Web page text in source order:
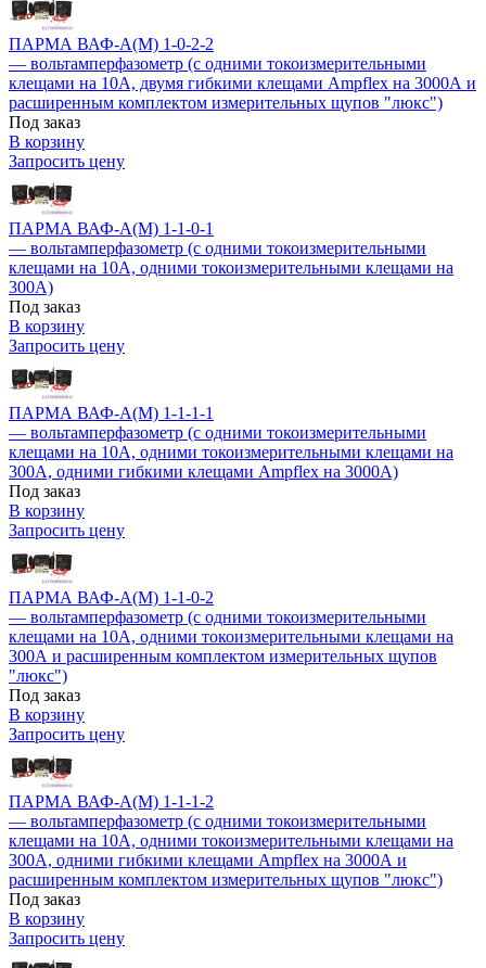
ПАРМА ВАФ-А(М) 1-0-2-2
— вольтамперфазометр (с одними токоизмерительными
клещами на 10А, двумя гибкими клещами Ampflex на 3000А и
расширенным комплектом измерительных щупов "люкс")
Под заказ
В корзину
Запросить цену
ПАРМА ВАФ-А(М) 1-1-0-1
— вольтамперфазометр (с одними токоизмерительными
клещами на 10А, одними токоизмерительными клещами на
300А)
Под заказ
В корзину
Запросить цену
ПАРМА ВАФ-А(М) 1-1-1-1
— вольтамперфазометр (с одними токоизмерительными
клещами на 10А, одними токоизмерительными клещами на
300А, одними гибкими клещами Ampflex на 3000А)
Под заказ
В корзину
Запросить цену
ПАРМА ВАФ-А(М) 1-1-0-2
— вольтамперфазометр (с одними токоизмерительными
клещами на 10А, одними токоизмерительными клещами на
300А и расширенным комплектом измерительных щупов
"люкс")
Под заказ
В корзину
Запросить цену
ПАРМА ВАФ-А(М) 1-1-1-2
— вольтамперфазометр (с одними токоизмерительными
клещами на 10А, одними токоизмерительными клещами на
300А, одними гибкими клещами Ampflex на 3000А и
расширенным комплектом измерительных щупов "люкс")
Под заказ
В корзину
Запросить цену